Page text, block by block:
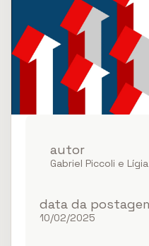
em 2025
autor
Gabriel Piccoli e
data da
10/02/2025